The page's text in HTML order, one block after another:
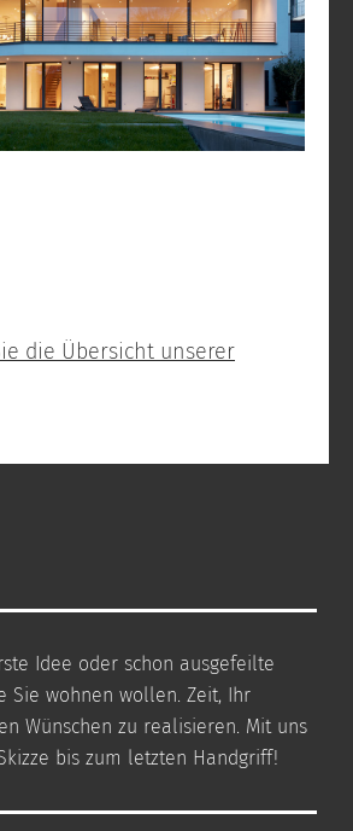
die Übersicht unserer
Idee oder schon ausgefeilte
Sie wohnen wollen. Zeit, Ihr
Wünschen zu realisieren. Mit uns
bis zum letzten Handgriff!